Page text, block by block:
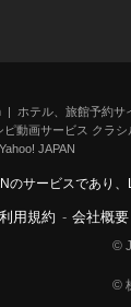
ホテル、旅館予約
ピ動画サービス クラシ
Yahoo! JAPAN
のサービスであり
利用規約 - 会社概要
©
©